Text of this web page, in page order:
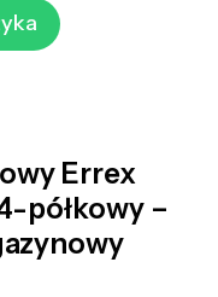
Errex
półkowy –